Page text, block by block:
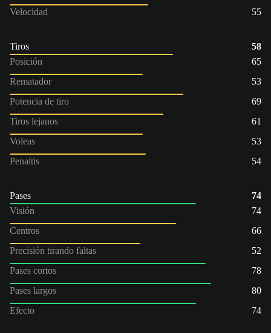
Velocidad
55
Tiros
58
Posición
65
Rematador
53
Potencia de tiro
69
Tiros lejanos
61
Voleas
53
Penaltis
54
Pases
74
Visión
74
Centros
66
Precisión tirando faltas
52
Pases cortos
78
Pases largos
80
Efecto
74